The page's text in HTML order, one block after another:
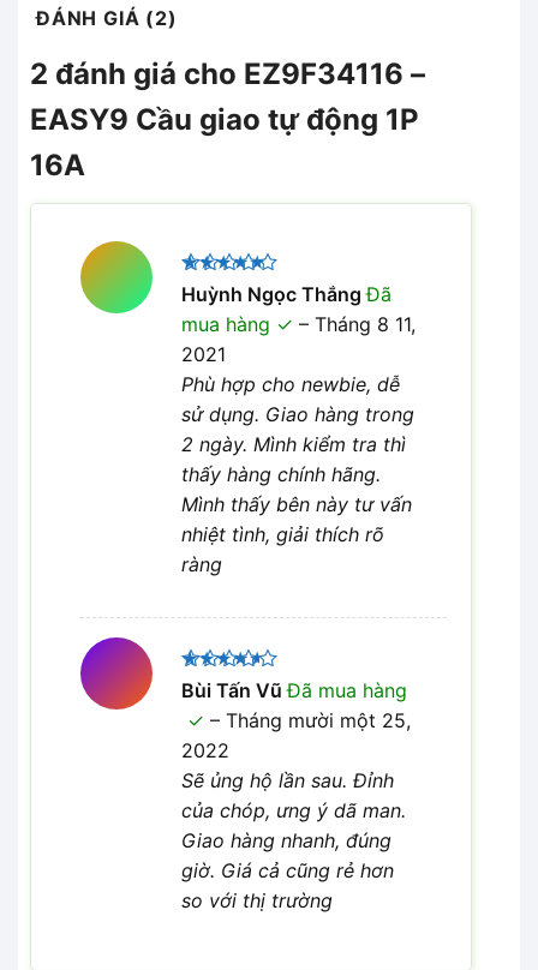
ĐÁNH GIÁ (2)
2 đánh giá cho EZ9F34116 –
EASY9 Cầu giao tự động 1P
16A
Được xếp
hạng
5
sao
Huỳnh Ngọc ThắngĐã
mua hàng
– Tháng 8 11,
2021
Phù hợp cho newbie, dễ
sử dụng. Giao hàng trong
2 ngày. Mình kiểm tra thì
thấy hàng chính hãng.
Mình thấy bên này tư vấn
nhiệt tình, giải thích rõ
ràng
Được
xếp hạng
45 sao
Bùi Tấn VũĐã mua hàng
– Tháng mười một 25,
2022
Sẽ ủng hộ lần sau. Đỉnh
của chóp, ưng ý dã man.
Giao hàng nhanh, đúng
giờ. Giá cả cũng rẻ hơn
so với thị trường